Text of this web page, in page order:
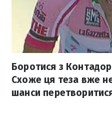
Боротися з
Схоже ця теза вже
шанси